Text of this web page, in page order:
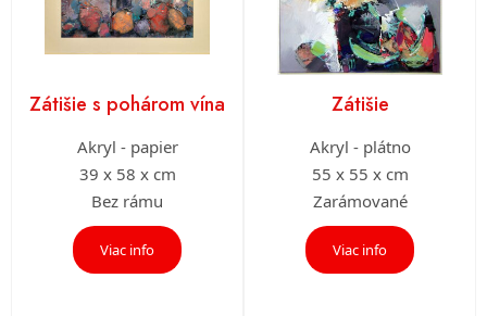
Zátišie s pohárom vína
Akryl - papier
39 x 58 x cm
Bez rámu
Viac info
Zátišie
Akryl - plátno
55 x 55 x cm
Zarámované
Viac info